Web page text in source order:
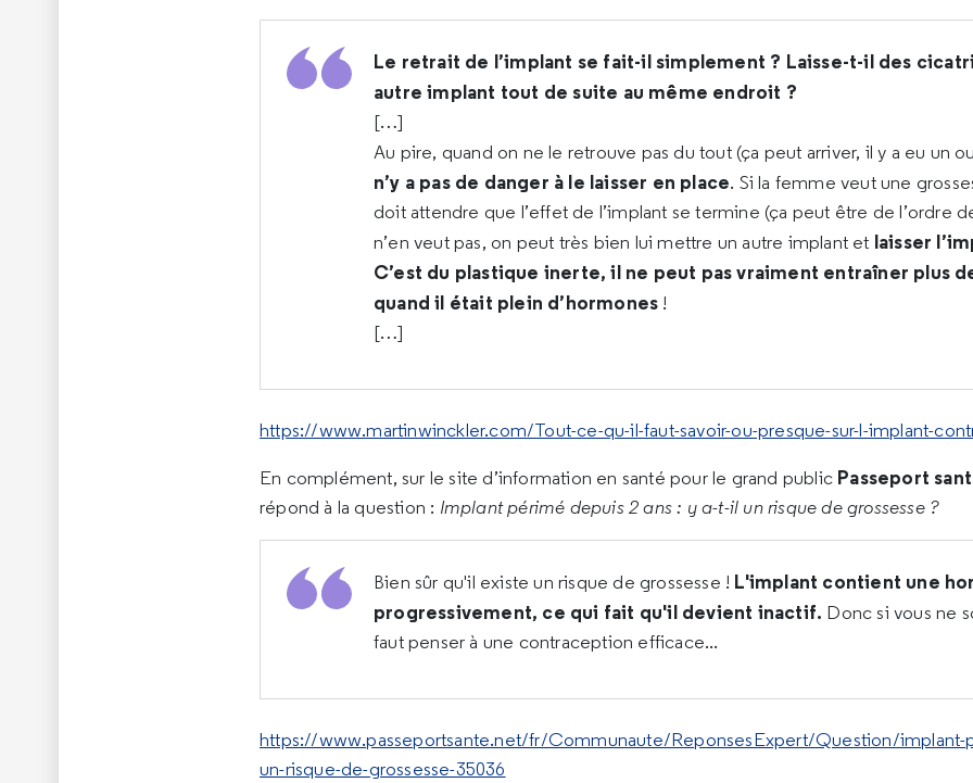
Le retrait de l’implant se fait-il simplement ? Laisse-t-il des
autre implant tout de suite au même endroit ?
[…]
Au pire, quand on ne le retrouve pas du tout (ça peut arriver, il y a eu un
n’y a pas de danger à le laisser en place. Si la femme veut une
doit attendre que l’effet de l’implant se termine (ça peut être de l’ordre
n’en veut pas, on peut très bien lui mettre un autre implant et laisser
C’est du plastique inerte, il ne peut pas vraiment entraîner plus
quand il était plein d’hormones !
[…]
https://www.martinwinckler.com/Tout-ce-qu-il-faut-savoir-ou-presque-sur-l-implant-
En complément, sur le site d’information en santé pour le grand public Passeport
répond à la question : Implant périmé depuis 2 ans : y a-t-il un risque de grossesse ?
Bien sûr qu'il existe un risque de grossesse ! L'implant contient une
progressivement, ce qui fait qu'il devient inactif. Donc si vous ne
faut penser à une contraception efficace...
https://www.passeportsante.net/fr/Communaute/ReponsesExpert/Question/implant-
un-risque-de-grossesse-35036